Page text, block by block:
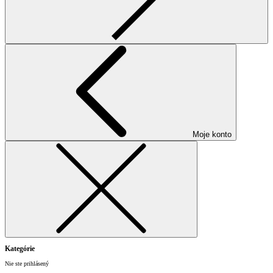
Moje konto
Kategórie
Nie ste prihlásený